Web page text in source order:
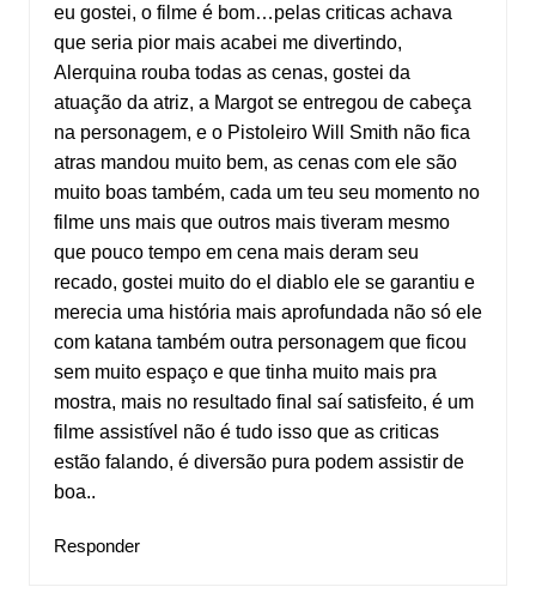
eu gostei, o filme é bom…pelas criticas achava
que seria pior mais acabei me divertindo,
Alerquina rouba todas as cenas, gostei da
atuação da atriz, a Margot se entregou de cabeça
na personagem, e o Pistoleiro Will Smith não fica
atras mandou muito bem, as cenas com ele são
muito boas também, cada um teu seu momento no
filme uns mais que outros mais tiveram mesmo
que pouco tempo em cena mais deram seu
recado, gostei muito do el diablo ele se garantiu e
merecia uma história mais aprofundada não só ele
com katana também outra personagem que ficou
sem muito espaço e que tinha muito mais pra
mostra, mais no resultado final saí satisfeito, é um
filme assistível não é tudo isso que as criticas
estão falando, é diversão pura podem assistir de
boa..
Responder